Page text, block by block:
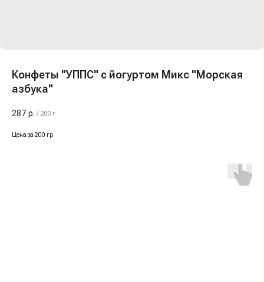
Конфеты "УППС" с йогуртом Микс "Морская
азбука"
287 р. / 200 г
Цена за 200 гр